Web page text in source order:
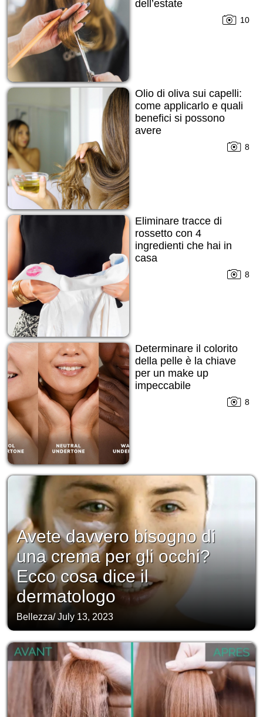
dell’estate
10
Olio di oliva sui capelli:
come applicarlo e quali
benefici si possono
avere
8
Eliminare tracce di
rossetto con 4
ingredienti che hai in
casa
8
Determinare il colorito
della pelle è la chiave
per un make up
impeccabile
8
Avete davvero bisogno di
una crema per gli occhi?
Ecco cosa dice il
dermatologo
Bellezza/July 13, 2023